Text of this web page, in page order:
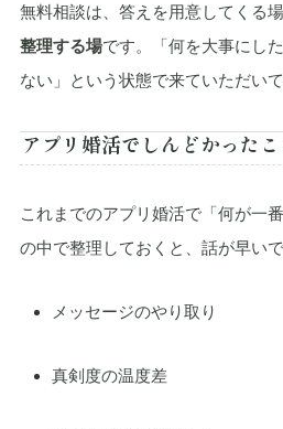
無料相談は、答えを用意してくる場
整理する場です。「何を大事にし
ない」という状態で来ていただいて
アプリ婚活でしんどかった
これまでのアプリ婚活で「何が一
の中で整理しておくと、話が早いで
メッセージのやり取り
真剣度の温度差